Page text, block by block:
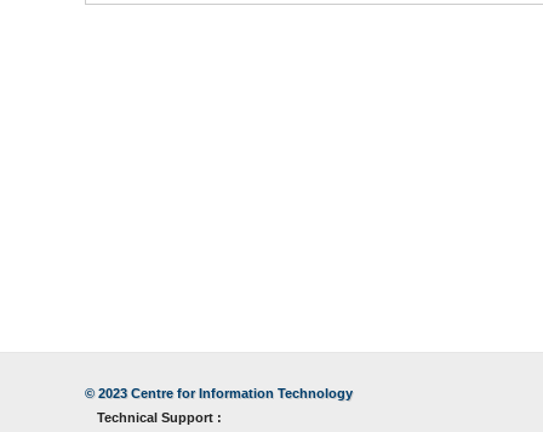
© 2023 Centre for Information Technology
Technical Support :